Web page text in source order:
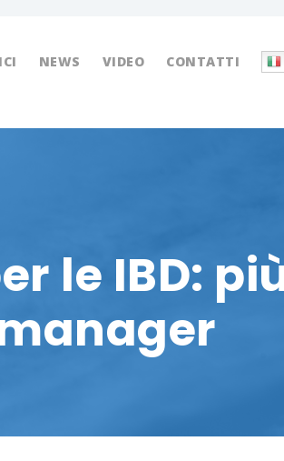
NEWS VIDEO CONTATTI
le IBD: